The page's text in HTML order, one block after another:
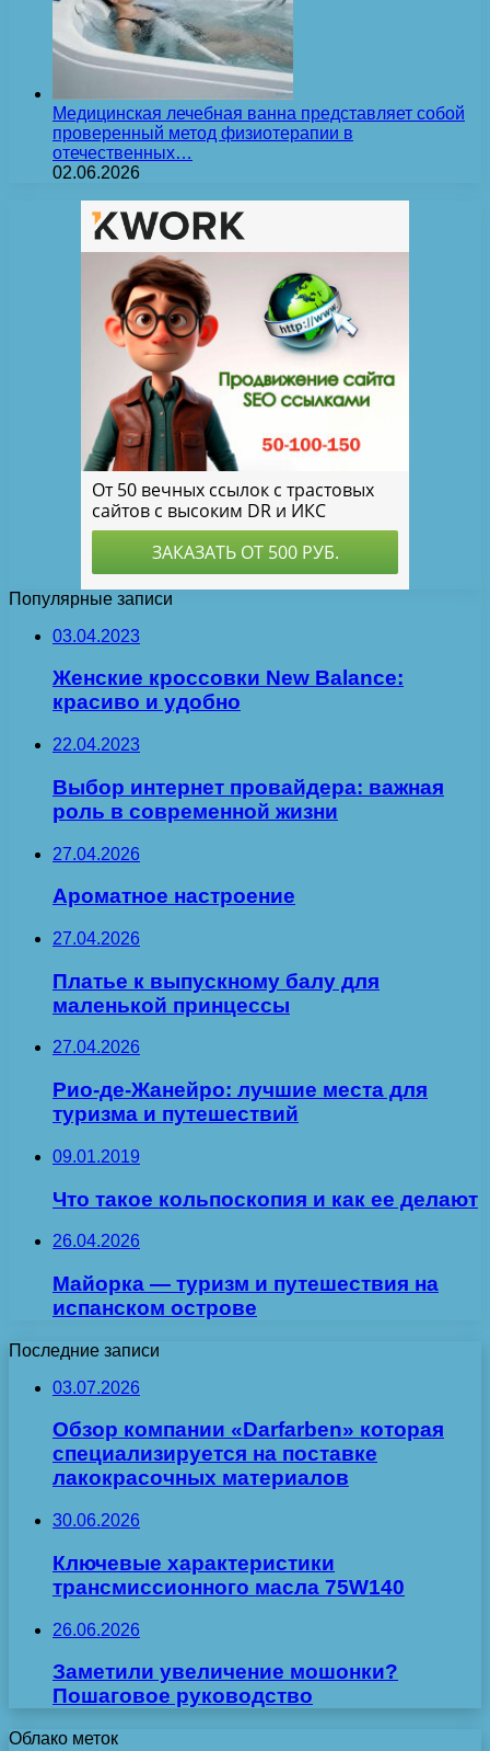
Медицинская лечебная ванна представляет собой
проверенный метод физиотерапии в
отечественных…
02.06.2026
Популярные записи
03.04.2023
Женские кроссовки New Balance:
красиво и удобно
22.04.2023
Выбор интернет провайдера: важная
роль в современной жизни
27.04.2026
Ароматное настроение
27.04.2026
Платье к выпускному балу для
маленькой принцессы
27.04.2026
Рио-де-Жанейро: лучшие места для
туризма и путешествий
09.01.2019
Что такое кольпоскопия и как ее делают
26.04.2026
Майорка — туризм и путешествия на
испанском острове
Последние записи
03.07.2026
Обзор компании «Darfarben» которая
специализируется на поставке
лакокрасочных материалов
30.06.2026
Ключевые характеристики
трансмиссионного масла 75W140
26.06.2026
Заметили увеличение мошонки?
Пошаговое руководство
Облако меток